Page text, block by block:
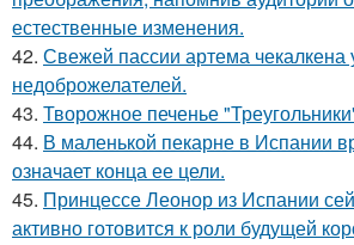
естественные изменения.
42. Свежей пассии артема чекалкена
недоброжелателей.
43. Творожное печенье
44. В маленькой пекарне в Испании
означает конца ее цели.
45. Принцессе Леонор из Испании
активно готовится к роли будущей